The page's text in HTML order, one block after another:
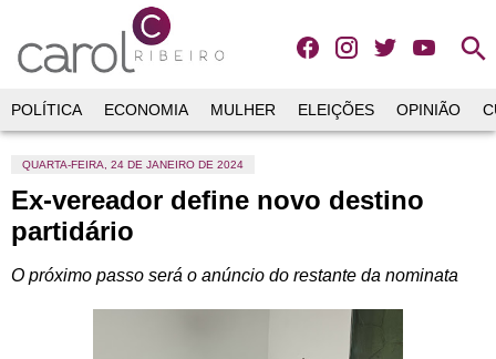
search
POLÍTICA ECONOMIA MULHER ELEIÇÕES OPINIÃO
QUARTA-FEIRA, 24 DE JANEIRO DE 2024
Ex-vereador define novo destino
partidário
O próximo passo será o anúncio do restante da nominata